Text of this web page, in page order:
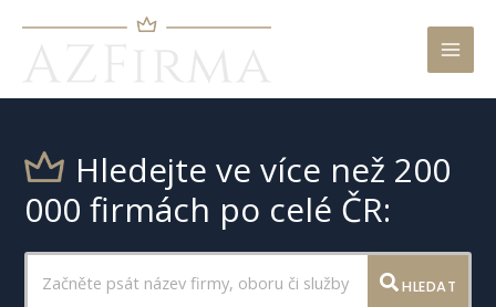
Hledejte ve více než 200
000 firmách po celé ČR:
HLEDAT